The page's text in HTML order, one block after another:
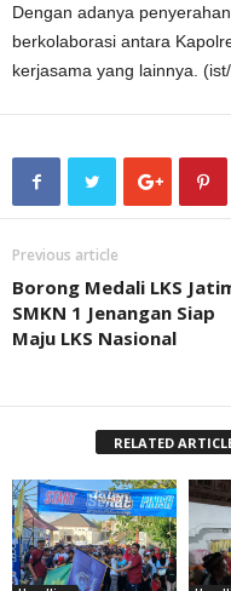
Dengan adanya
berkolaborasi antara
kerjasama yang lainnya.
Previous article
Borong Medali LKS
SMKN 1 Jenangan Siap
Maju LKS Nasional
RELATED